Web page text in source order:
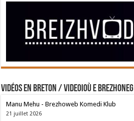
Vidéos en breton / Videoioù e brezhoneg
Manu Mehu - Brezhoweb Komedi Klub
21 juillet 2026